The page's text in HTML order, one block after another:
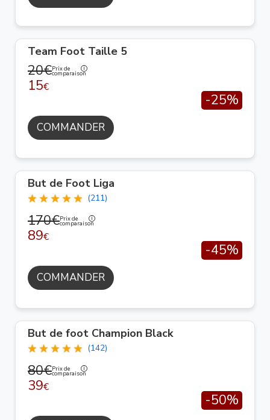
Team Foot Taille 5
20€Prix de
comparaison
15€
-25%
COMMANDER
But de Foot Liga
(211)
170€Prix de
comparaison
89€
-45%
COMMANDER
But de foot Champion Black
(142)
80€Prix de
comparaison
39€
-50%